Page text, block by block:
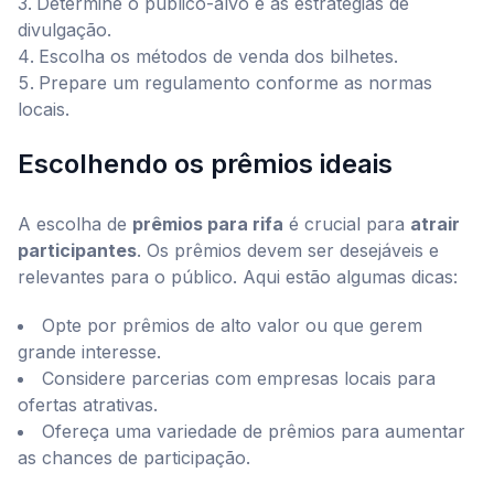
divulgação.
Escolha os métodos de venda dos bilhetes.
Prepare um regulamento conforme as normas
locais.
Escolhendo os prêmios ideais
A escolha de prêmios para rifa é crucial para atrair
participantes. Os prêmios devem ser desejáveis e
relevantes para o público. Aqui estão algumas dicas:
Opte por prêmios de alto valor ou que gerem
grande interesse.
Considere parcerias com empresas locais para
ofertas atrativas.
Ofereça uma variedade de prêmios para aumentar
as chances de participação.